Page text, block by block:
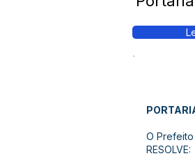
O
RESOLVE: